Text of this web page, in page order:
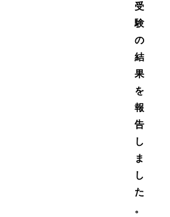
受
験
の
結
果
を
報
告
し
ま
し
た
。